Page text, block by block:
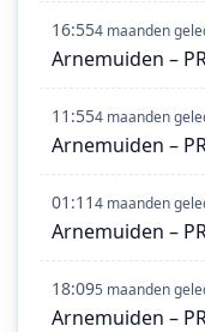
16:554 maanden
Arnemuiden –
11:554 maanden
Arnemuiden –
01:114 maanden
Arnemuiden –
18:095 maanden
Arnemuiden –